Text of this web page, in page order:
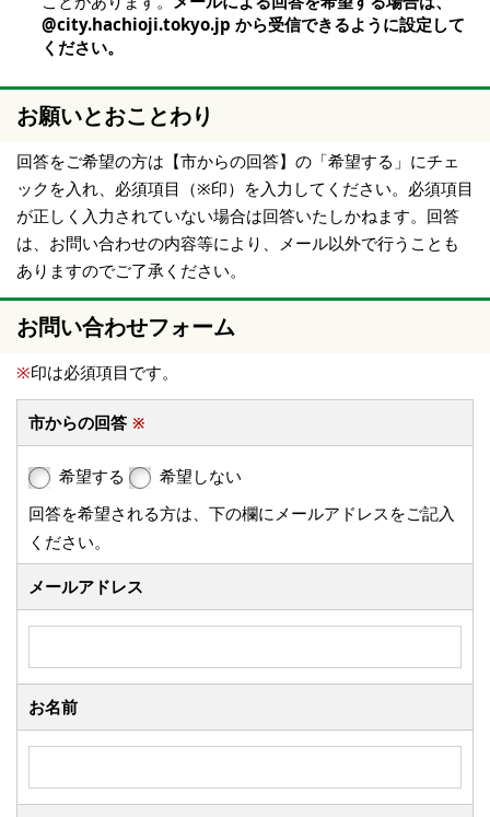
@city.hachioji.tokyo.jp から受信できるように設定して
ください。
お願いとおことわり
回答をご希望の方は【市からの回答】の「希望する」にチェ
ックを入れ、必須項目（※印）を入力してください。必須項目
が正しく入力されていない場合は回答いたしかねます。回答
は、お問い合わせの内容等により、メール以外で行うことも
ありますのでご了承ください。
お問い合わせフォーム
※印は必須項目です。
市からの回答 ※
希望する
希望しない
回答を希望される方は、下の欄にメールアドレスをご記入
ください。
メールアドレス
お名前